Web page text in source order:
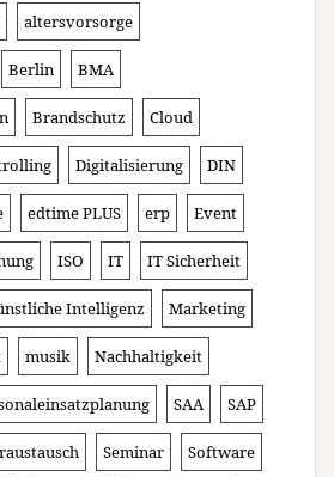
altersvorsorge
Berlin BMA
Brandschutz Cloud
Digitalisierung DIN
edtime PLUS erp Event
ISO IT IT Sicherheit
Intelligenz Marketing
musik Nachhaltigkeit
SAA SAP
Seminar Software